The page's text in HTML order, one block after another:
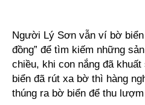
Người Lý Sơn vẫn ví bờ biển
đồng” để tìm kiếm những
chiều, khi con nắng đã
biển đã rút xa bờ thì hàng
thúng ra bờ biển để thu